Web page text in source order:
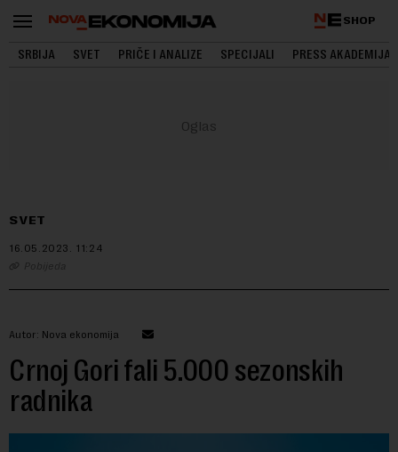
SHOP
SRBIJA SVET PRIČE I ANALIZE SPECIJALI PRESS AKADEMIJA
SVET
16.05.2023. 11:24
Pobijeda
Autor: Nova ekonomija
Crnoj Gori fali 5.000 sezonskih
radnika